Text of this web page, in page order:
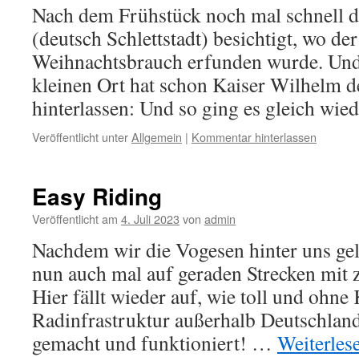
Nach dem Frühstück noch mal schnell
(deutsch Schlettstadt) besichtigt, wo
Weihnachtsbrauch erfunden wurde.
kleinen Ort hat schon Kaiser Wilhelm
hinterlassen: Und so ging es gleich
Veröffentlicht unterAllgemein | Kommentar hinterlassen
Easy Riding
Veröffentlicht am 4. Juli 2023 von admin
Nachdem wir die Vogesen hinter uns
nun auch mal auf geraden Strecken mit
Hier fällt wieder auf, wie toll und ohne
Radinfrastruktur außerhalb
gemacht und funktioniert! …